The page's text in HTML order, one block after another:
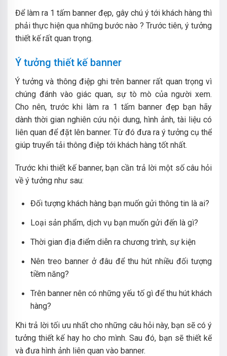
Để làm ra 1 tấm banner đẹp, gây chú ý tới khách hàng thì
phải thực hiện qua những bước nào ? Trước tiên, ý tưởng
thiết kế rất quan trọng.
Ý tưởng thiết kế banner
Ý tưởng và thông điệp ghi trên banner rất quan trọng vì
chúng đánh vào giác quan, sự tò mò của người xem.
Cho nên, trước khi làm ra 1 tấm banner đẹp bạn hãy
dành thời gian nghiên cứu nội dung, hình ảnh, tài liệu có
liên quan để đặt lên banner. Từ đó đưa ra ý tưởng cụ thể
giúp truyển tải thông điệp tới khách hàng tốt nhất.
Trước khi thiết kế banner, bạn cần trả lời một số câu hỏi
về ý tưởng như sau:
Đối tượng khách hàng bạn muốn gửi thông tin là ai?
Loại sản phẩm, dịch vụ bạn muốn gửi đến là gì?
Thời gian địa điểm diễn ra chương trình, sự kiện
Nên treo banner ở đâu để thu hút nhiều đối tượng
tiềm năng?
Trên banner nên có những yếu tố gì để thu hút khách
hàng?
Khi trả lời tối ưu nhất cho những câu hỏi này, bạn sẽ có ý
tưởng thiết kế hay ho cho mình. Sau đó, bạn sẽ thiết kế
và đưa hình ảnh liên quan vào banner.